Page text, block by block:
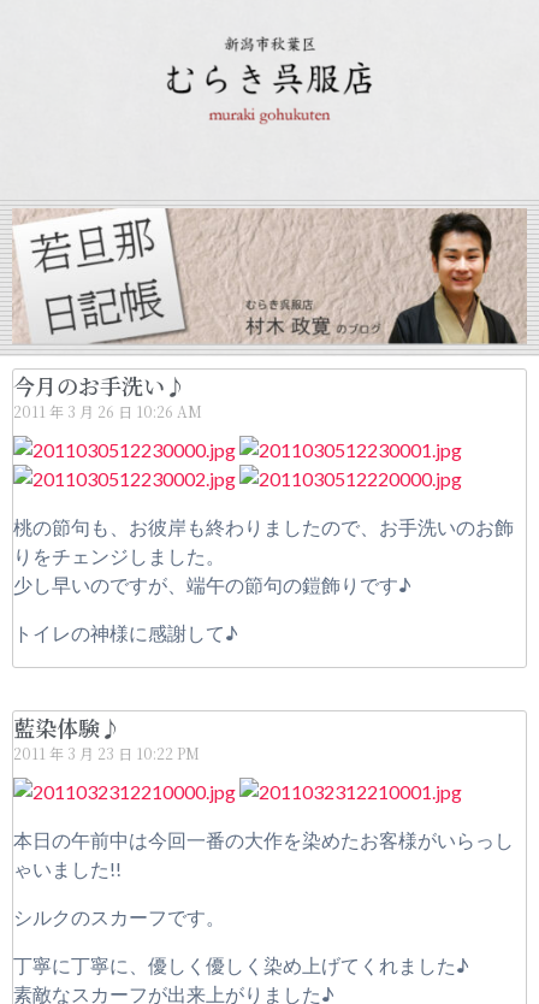
今月のお手洗い♪
2011 年 3 月 26 日 10:26 AM
桃の節句も、お彼岸も終わりましたので、お手洗いのお飾
りをチェンジしました。
少し早いのですが、端午の節句の鎧飾りです♪
トイレの神様に感謝して♪
藍染体験♪
2011 年 3 月 23 日 10:22 PM
本日の午前中は今回一番の大作を染めたお客様がいらっし
ゃいました!!
シルクのスカーフです。
丁寧に丁寧に、優しく優しく染め上げてくれました♪
素敵なスカーフが出来上がりました♪